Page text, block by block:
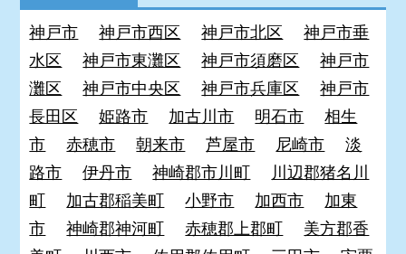
神戸市 神戸市西区 神戸市北区
神戸市垂
水区
神戸市東灘区 神戸市須磨区
神戸市
灘区
神戸市中央区 神戸市兵庫区
神戸市
長田区
姫路市 加古川市 明石市
相生
市
赤穂市 朝来市 芦屋市 尼崎市
淡
路市
伊丹市 神崎郡市川町
川辺郡猪名川
町
加古郡稲美町 小野市 加西市
加東
市
神崎郡神河町 赤穂郡上郡町
美方郡香